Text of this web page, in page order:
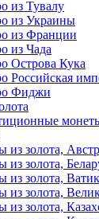
из Тувалу
из Украины
из Франции
из Чада
Острова Кука
Российская
Фиджи
из золота,
из золота,
из золота,
из золота,
из золота,